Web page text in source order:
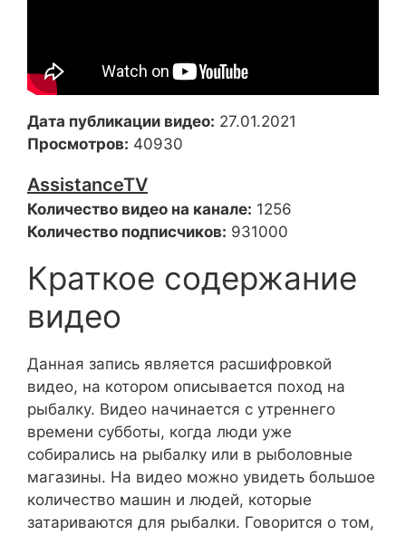
Дата публикации видео: 27.01.2021
Просмотров: 40930
AssistanceTV
Количество видео на канале: 1256
Количество подписчиков: 931000
Краткое содержание
видео
Данная запись является расшифровкой
видео, на котором описывается поход на
рыбалку. Видео начинается с утреннего
времени субботы, когда люди уже
собирались на рыбалку или в рыболовные
магазины. На видео можно увидеть большое
количество машин и людей, которые
затариваются для рыбалки. Говорится о том,